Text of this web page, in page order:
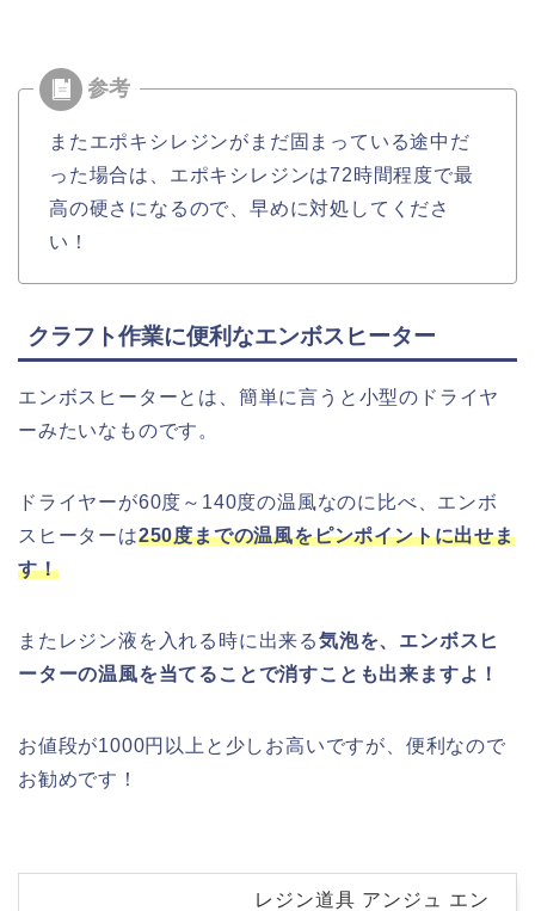
またエポキシレジンがまだ固まっている途中だ
った場合は、エポキシレジンは72時間程度で最
高の硬さになるので、早めに対処してくださ
い！
クラフト作業に便利なエンボスヒーター
エンボスヒーターとは、簡単に言うと小型のドライヤ
ーみたいなものです。
ドライヤーが60度～140度の温風なのに比べ、エンボ
スヒーターは250度までの温風をピンポイントに出せま
す！
またレジン液を入れる時に出来る気泡を、エンボスヒ
ーターの温風を当てることで消すことも出来ますよ！
お値段が1000円以上と少しお高いですが、便利なので
お勧めです！
レジン道具 アンジュ エン